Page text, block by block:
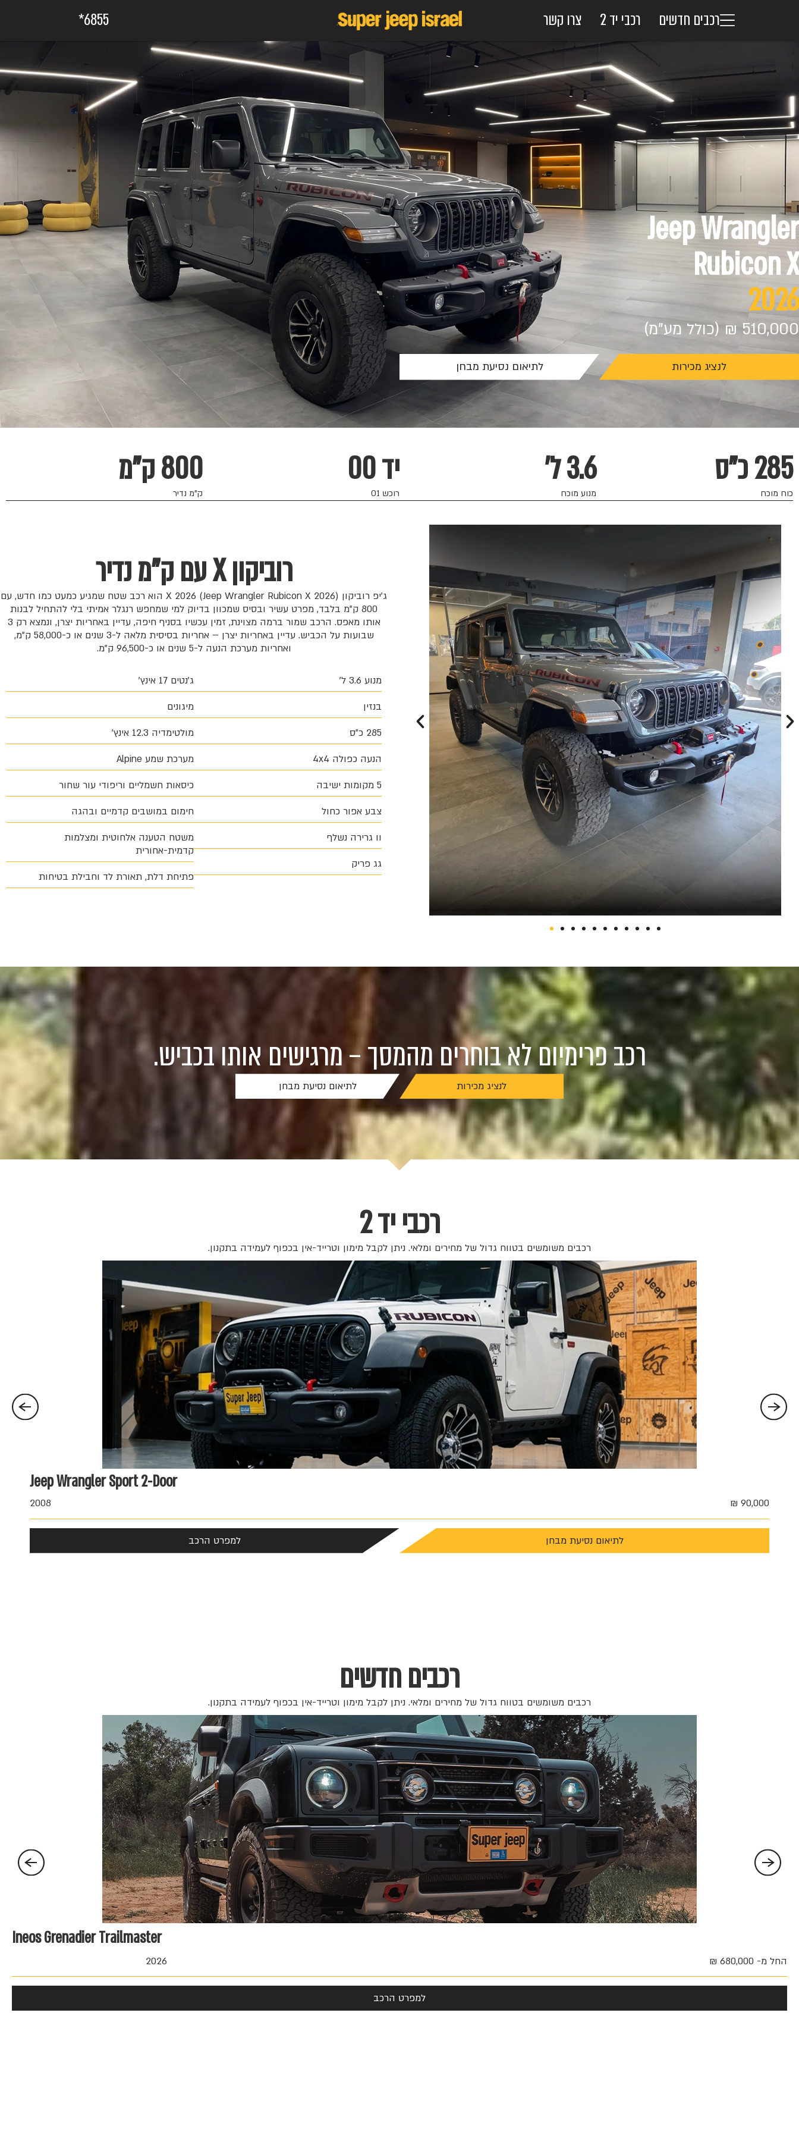
רכבים חדשים רכבי יד 2 צרו קשר 6855*
Jeep Wrangler
Rubicon X
2026
510,000 ₪ (כולל מע"מ)
לנציג מכירות לתיאום נסיעת מבחן
285 כ"ס
כוח מוכח
3.6 ל'
מנוע מוכח
יד 00
רוכש 01
800 ק"מ
ק"מ נדיר
רוביקון X עם ק"מ נדיר
ג'יפ רוביקון X 2026 (Jeep Wrangler Rubicon X 2026) הוא רכב שטח שמגיע כמעט כמו חדש, עם
800 ק"מ בלבד, מפרט עשיר ובסיס שמכוון בדיוק למי שמחפש רנגלר אמיתי בלי להתחיל לבנות
אותו מאפס. הרכב שמור ברמה מצוינת, זמין עכשיו בסניף חיפה, עדיין באחריות יצרן, ונמצא רק 3
שבועות על הכביש. עדיין באחריות יצרן – אחריות בסיסית מלאה ל-3 שנים או כ-58,000 ק"מ,
ואחריות מערכת הנעה ל-5 שנים או כ-96,500 ק"מ.
מנוע 3.6 ל'
בנזין
285 כ"ס
הנעה כפולה 4x4
5 מקומות ישיבה
צבע אפור כחול
וו גרירה נשלף
גג פריק
ג'נטים 17 אינץ'
מיגונים
מולטימדיה 12.3 אינץ'
מערכת שמע Alpine
כיסאות חשמליים וריפודי עור שחור
חימום במושבים קדמיים ובהגה
משטח הטענה אלחוטית ומצלמות
קדמית-אחורית
פתיחת דלת, תאורת לד וחבילת בטיחות
רכב פרימיום לא בוחרים מהמסך – מרגישים אותו בכביש.
לנציג מכירות לתיאום נסיעת מבחן
רכבי יד 2
רכבים משומשים בטווח גדול של מחירים ומלאי. ניתן לקבל מימון וטרייד-אין בכפוף לעמידה בתקנון.
Jeep Wrangler Sport 2-Door
90,000 ₪
2008
לתיאום נסיעת מבחן למפרט הרכב
רכבים חדשים
רכבים משומשים בטווח גדול של מחירים ומלאי. ניתן לקבל מימון וטרייד-אין בכפוף לעמידה בתקנון.
Ineos Grenadier Trailmaster
החל מ- 680,000 ₪ 2026
למפרט הרכב